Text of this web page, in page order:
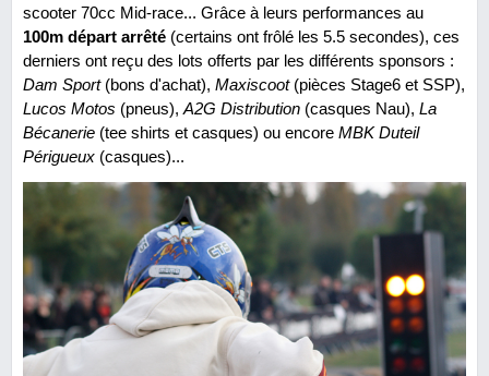
scooter 70cc Mid-race... Grâce à leurs performances au
100m départ arrêté (certains ont frôlé les 5.5 secondes), ces
derniers ont reçu des lots offerts par les différents sponsors :
Dam Sport(bons d'achat), Maxiscoot(pièces Stage6 et SSP),
Lucos Motos (pneus), A2G Distribution (casques Nau), La
Bécanerie (tee shirts et casques) ou encore MBK Duteil
Périgueux (casques)...